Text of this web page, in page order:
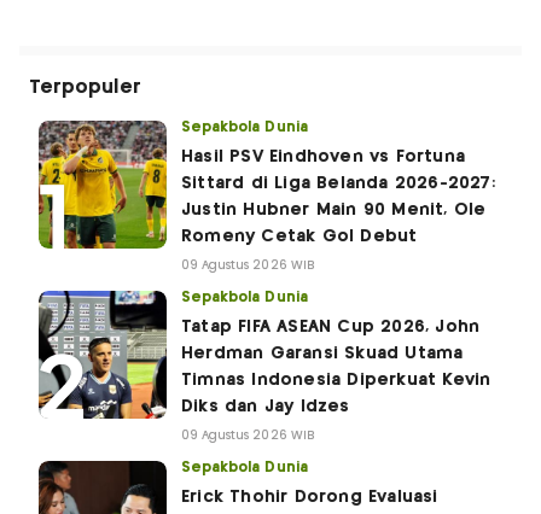
Terpopuler
Sepakbola Dunia
Hasil PSV Eindhoven vs Fortuna
Sittard di Liga Belanda 2026-2027:
Justin Hubner Main 90 Menit, Ole
Romeny Cetak Gol Debut
09 Agustus 2026 WIB
Sepakbola Dunia
Tatap FIFA ASEAN Cup 2026, John
Herdman Garansi Skuad Utama
Timnas Indonesia Diperkuat Kevin
Diks dan Jay Idzes
09 Agustus 2026 WIB
Sepakbola Dunia
Erick Thohir Dorong Evaluasi